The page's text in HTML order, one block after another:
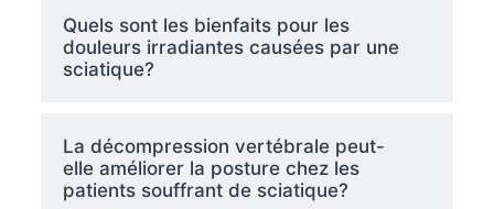
Quels sont les bienfaits pour les
douleurs irradiantes causées par une
sciatique?
La décompression vertébrale peut-
elle améliorer la posture chez les
patients souffrant de sciatique?